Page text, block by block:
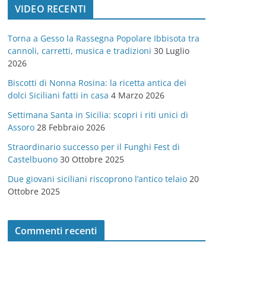
o
r
e
VIDEO RECENTI
Torna a Gesso la Rassegna Popolare Ibbisota tra
cannoli, carretti, musica e tradizioni 30 Luglio
2026
Biscotti di Nonna Rosina: la ricetta antica dei
dolci Siciliani fatti in casa 4 Marzo 2026
Settimana Santa in Sicilia: scopri i riti unici di
Assoro 28 Febbraio 2026
Straordinario successo per il Funghi Fest di
Castelbuono 30 Ottobre 2025
Due giovani siciliani riscoprono l’antico telaio 20
Ottobre 2025
Commenti recenti